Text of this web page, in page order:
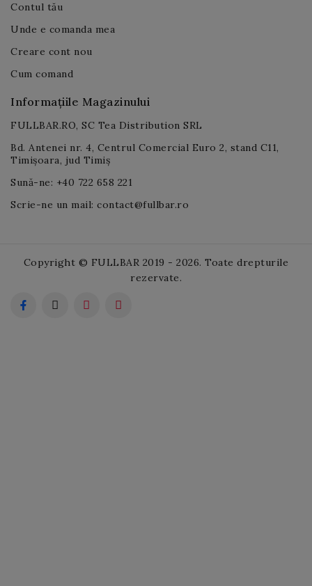
Contul tău
Unde e comanda mea
Creare cont nou
Cum comand
Informațiile Magazinului
FULLBAR.RO, SC Tea Distribution SRL
Bd. Antenei nr. 4, Centrul Comercial Euro 2, stand C11,
Timișoara, jud Timiș
Sună-ne: +40 722 658 221
Scrie-ne un mail: contact@fullbar.ro
Copyright © FULLBAR 2019 - 2026. Toate drepturile
rezervate.